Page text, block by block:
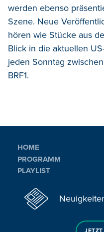
werden ebenso
Szene. Neue
hören wie Stücke aus
Blick in die aktuellen
jeden Sonntag
BRF1.
HOME
PROGRAMM
PLAYLIST